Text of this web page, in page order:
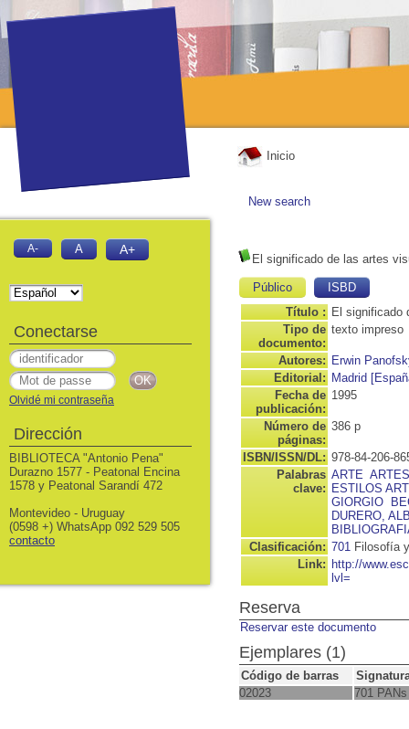
Inicio
New search
El significado de las artes
Público
ISBD
Título : El significado
Tipo de
documento:
texto impreso
Autores: Erwin
Editorial: Madrid
Fecha de
publicación:
1995
Número de
páginas:
386 p
ISBN/ISSN/DL: 978-84-206-
Palabras
clave:
ARTE
ESTILOS
GIORGIO
DURERO,
Clasificación: 701 Filosofía
Link: http://
lvl=
Reserva
Reservar este documento
Ejemplares (1)
Código de barras
02023
701 PANs
A- A A+
Conectarse
Olvidé mi contraseña
Dirección
BIBLIOTECA "Antonio Pena"
Durazno 1577 - Peatonal Encina
1578 y Peatonal Sarandí 472
Montevideo - Uruguay
(0598 +) WhatsApp 092 529 505
contacto